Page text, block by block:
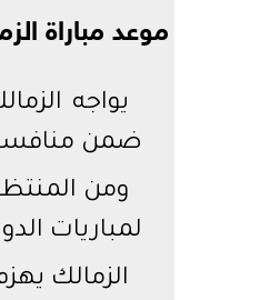
موعد مباراة
يواجه
ضمن منافسات
لمباريات
الزمالك